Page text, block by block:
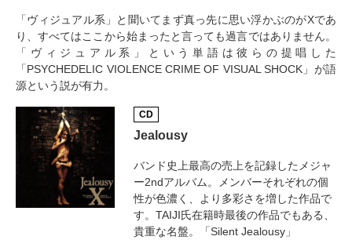
「ヴィジュアル系」と聞いてまず真っ先に思い浮かぶのがXであ
り、すべてはここから始まったと言っても過言ではありません。
「ヴィジュアル系」という単語は彼らの提唱した
「PSYCHEDELIC VIOLENCE CRIME OF VISUAL SHOCK」が語
源という説が有力。
CD
Jealousy
バンド史上最高の売上を記録したメジャ
ー2ndアルバム。メンバーそれぞれの個
性が色濃く、より多彩さを増した作品で
す。TAIJI氏在籍時最後の作品でもある、
貴重な名盤。「Silent Jealousy」